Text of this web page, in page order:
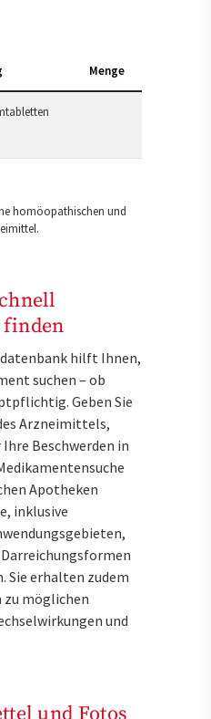
Menge
homöopathischen und
finden
hilft Ihnen,
suchen – ob
Geben Sie
Arzneimittels,
Beschwerden in
Apotheken
inklusive
Sie erhalten zudem
möglichen
und